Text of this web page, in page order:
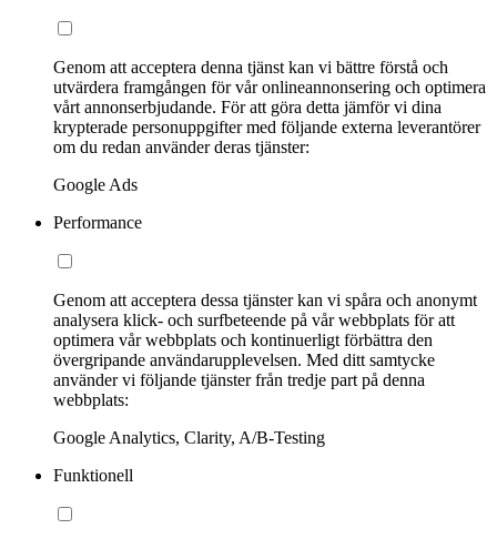
Genom att acceptera denna tjänst kan vi bättre förstå och
utvärdera framgången för vår onlineannonsering och optimera
vårt annonserbjudande. För att göra detta jämför vi dina
krypterade personuppgifter med följande externa leverantörer
om du redan använder deras tjänster:
Google Ads
Performance
Genom att acceptera dessa tjänster kan vi spåra och anonymt
analysera klick- och surfbeteende på vår webbplats för att
optimera vår webbplats och kontinuerligt förbättra den
övergripande användarupplevelsen. Med ditt samtycke
använder vi följande tjänster från tredje part på denna
webbplats:
Google Analytics, Clarity, A/B-Testing
Funktionell